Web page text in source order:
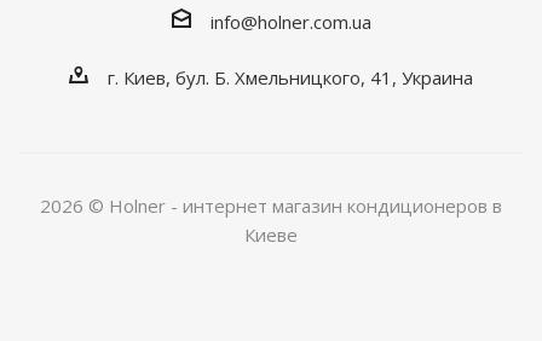
info@holner.com.ua
г. Киев, бул. Б. Хмельницкого, 41, Украина
2026 © Holner - интернет магазин кондиционеров в
Киеве